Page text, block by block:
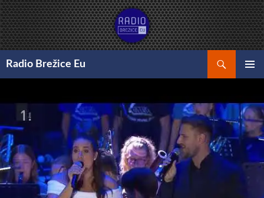
Preskoči
na
vsebino
Radio Brežice Eu